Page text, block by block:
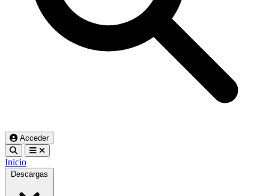
Acceder
Inicio
Descargas